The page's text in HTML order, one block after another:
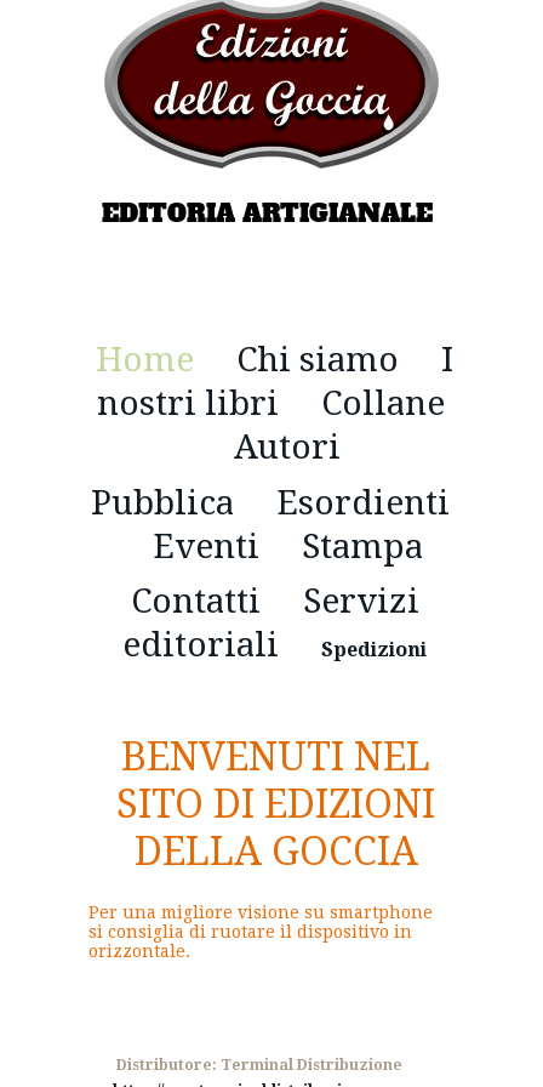
EDITORIA ARTIGIANALE
Home Chi siamo
I
nostri libri
Collane
Autori
Pubblica
Esordienti
Eventi
Stampa
Contatti
Servizi
editoriali
Spedizioni
BENVENUTI NEL
SITO DI EDIZIONI
DELLA GOCCIA
Per una migliore visione su smartphone
si consiglia di ruotare il dispositivo in
orizzontale.
Distributore: Terminal Distribuzione